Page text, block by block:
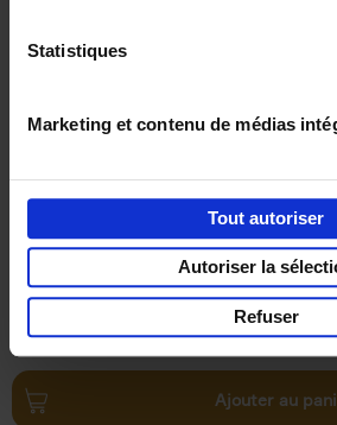
Statistiques
Marketing et contenu de médias
Tout autoriser
Autoriser la
Refuser
AI, The
€34,99
Ajouter au